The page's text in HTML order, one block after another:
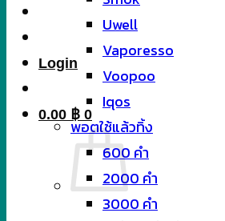
Login
0.00 ฿ 0
Uwell
Vaporesso
Voopoo
Iqos
พอตใช้แล้วทิ้ง
600 คำ
2000 คำ
3000 คำ